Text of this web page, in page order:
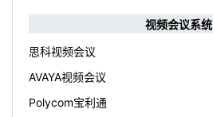
视频会议系统
思科视频会议
AVAYA视频会议
Polycom宝利通